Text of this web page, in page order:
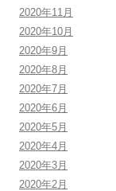
2020年11月
2020年10月
2020年9月
2020年8月
2020年7月
2020年6月
2020年5月
2020年4月
2020年3月
2020年2月